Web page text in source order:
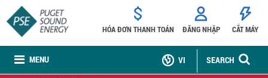
MENU
HÓA ĐƠN THANH TOÁN ĐĂNG NHẬP CẮT MÁY
SEARCH
VI